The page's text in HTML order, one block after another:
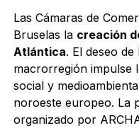
Las Cámaras de
Bruselas la creación
Atlántica. El deseo de
macrorregión impulse
social y
noroeste europeo. La
organizado por